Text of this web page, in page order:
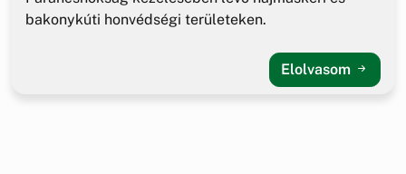
bakonykúti honvédségi területeken.
Elolvasom